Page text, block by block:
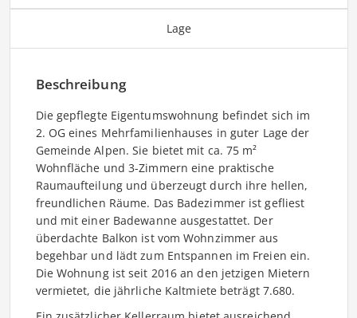
Lage
Beschreibung
Die gepflegte Eigentumswohnung befindet sich im
2. OG eines Mehrfamilienhauses in guter Lage der
Gemeinde Alpen. Sie bietet mit ca. 75 m²
Wohnfläche und 3-Zimmern eine praktische
Raumaufteilung und überzeugt durch ihre hellen,
freundlichen Räume. Das Badezimmer ist gefliest
und mit einer Badewanne ausgestattet. Der
überdachte Balkon ist vom Wohnzimmer aus
begehbar und lädt zum Entspannen im Freien ein.
Die Wohnung ist seit 2016 an den jetzigen Mietern
vermietet, die jährliche Kaltmiete beträgt 7.680.